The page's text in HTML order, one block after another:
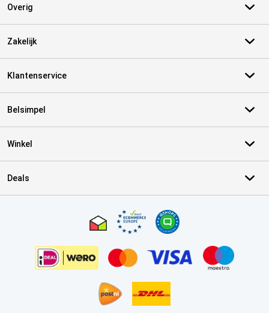
Overig
Zakelijk
Klantenservice
Belsimpel
Winkel
Deals